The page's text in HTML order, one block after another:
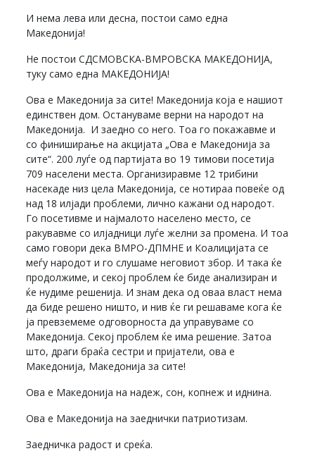
И нема лева или десна, постои само една
Македонија!
Не постои СДСМОВСКА-ВМРОВСКА МАКЕДОНИЈА,
туку само една МАКЕДОНИЈА!
Ова е Македонија за сите! Македонија која е нашиот
единствен дом. Остануваме верни на народот на
Македонија. И заедно со него. Тоа го покажавме и
со финиширање на акцијата „Ова е Македонија за
сите“. 200 луѓе од партијата во 19 тимови посетија
709 населени места. Организиравме 12 трибини
насекаде низ цела Македонија, се нотираа повеќе од
над 18 илјади проблеми, лично кажани од народот.
Го посетивме и најмалото населено место, се
ракувавме со илјадници луѓе желни за промена. И тоа
само говори дека ВМРО-ДПМНЕ и Коалицијата се
меѓу народот и го слушаме неговиот збор. И така ќе
продолжиме, и секој проблем ќе биде анализиран и
ќе нудиме решенија. И знам дека од оваа власт нема
да биде решено ништо, и нив ќе ги решаваме кога ќе
ја превземеме одговорноста да управуваме со
Македонија. Секој проблем ќе има решение. Затоа
што, драги браќа сестри и пријатели, ова е
Македонија, Македонија за сите!
Ова е Македонија на надеж, сон, копнеж и иднина.
Ова е Македонија на заеднички патриотизам.
Заедничка радост и среќа.